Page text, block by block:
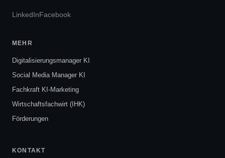
LinkedInFacebook
MEHR
Digitalisierungsmanager KI
Social Media Manager KI
Fachkraft KI-Marketing
Wirtschaftsfachwirt (IHK)
Förderungen
KONTAKT